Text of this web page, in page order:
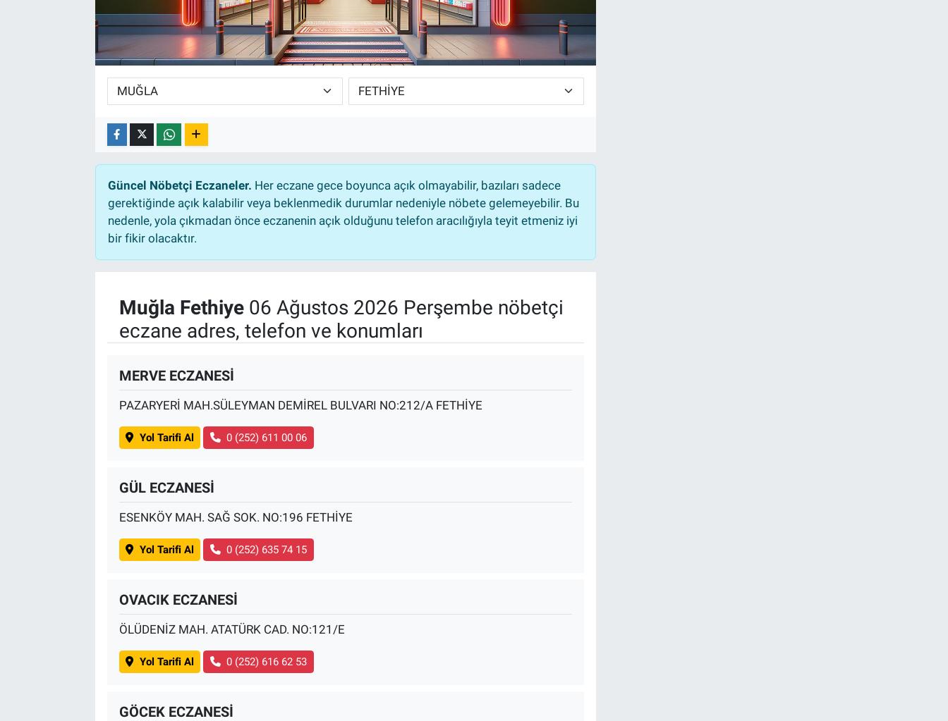
Güncel Nöbetçi Eczaneler. Her eczane gece boyunca açık olmayabilir, bazıları sadece
gerektiğinde açık kalabilir veya beklenmedik durumlar nedeniyle nöbete gelemeyebilir. Bu
nedenle, yola çıkmadan önce eczanenin açık olduğunu telefon aracılığıyla teyit etmeniz iyi
bir fikir olacaktır.
Muğla Fethiye06 Ağustos 2026 Perşembe nöbetçi
eczane adres, telefon ve konumları
MERVE ECZANESİ
PAZARYERİ MAH.SÜLEYMAN DEMİREL BULVARI NO:212/A FETHİYE
Yol Tarifi Al 0 (252) 611 00 06
GÜL ECZANESİ
ESENKÖY MAH. SAĞ SOK. NO:196 FETHİYE
Yol Tarifi Al 0 (252) 635 74 15
OVACIK ECZANESİ
ÖLÜDENİZ MAH. ATATÜRK CAD. NO:121/E
Yol Tarifi Al 0 (252) 616 62 53
GÖCEK ECZANESİ
TEKNOLOJİ
Bilim, Teknoloji